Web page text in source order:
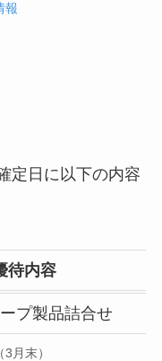
報
定日に以下の内容
待内容
プ製品詰合せ
月末）